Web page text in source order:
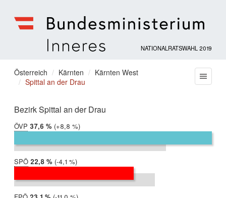
für
Inneres
NATIONALRATSWAHL 2019
Sie
befinden
hier:
Österreich Kärnten
Kärnten West
Spittal an der Drau
Bezirk Spittal an der Drau
ÖVP 2019:
37,6 %
2017:
28,9 %
Differenz:
+8,8 %
SPÖ 2019:
22,8 %
2017:
26,8 %
Differenz:
-4,1 %